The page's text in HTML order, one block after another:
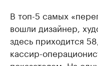
В топ-5 самых
вошли дизайнер,
здесь приходится
кассир-